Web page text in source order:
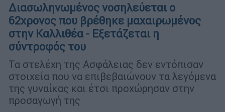
Διασωληνωμένος νοσηλεύεται ο
62χρονος που βρέθηκε μαχαιρωμένος
στην Καλλιθέα - Εξετάζεται η
σύντροφός του
Τα στελέχη της Ασφάλειας δεν εντόπισαν
στοιχεία που να επιβεβαιώνουν τα λεγόμενα
της γυναίκας και έτσι προχώρησαν στην
προσαγωγή της